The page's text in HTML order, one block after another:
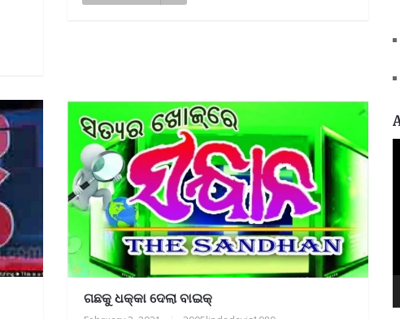
ଗଛକୁ ଧକ୍କା ଦେଲା ବାଇକ୍